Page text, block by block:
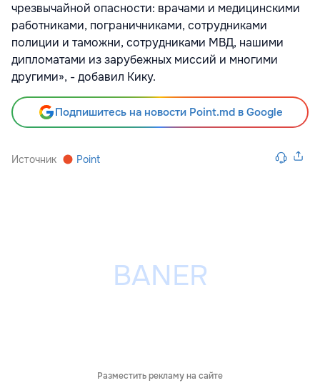
чрезвычайной опасности: врачами и медицинскими
работниками, пограничниками, сотрудниками
полиции и таможни, сотрудниками МВД, нашими
дипломатами из зарубежных миссий и многими
другими», - добавил Кику.
Подпишитесь на новости Point.md в Google
Источник Point
Разместить рекламу на сайте